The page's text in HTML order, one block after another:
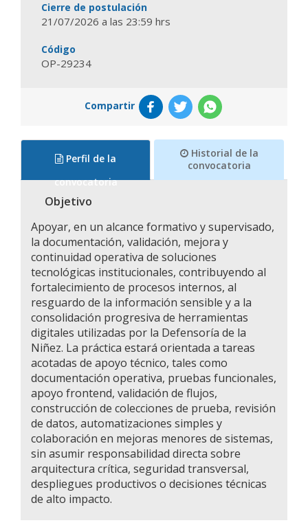
Cierre de postulación
21/07/2026 a las 23:59 hrs
Código
OP-29234
Compartir
Perfil de la
convocatoria
Historial de la
convocatoria
Objetivo
Apoyar, en un alcance formativo y supervisado,
la documentación, validación, mejora y
continuidad operativa de soluciones
tecnológicas institucionales, contribuyendo al
fortalecimiento de procesos internos, al
resguardo de la información sensible y a la
consolidación progresiva de herramientas
digitales utilizadas por la Defensoría de la
Niñez. La práctica estará orientada a tareas
acotadas de apoyo técnico, tales como
documentación operativa, pruebas funcionales,
apoyo frontend, validación de flujos,
construcción de colecciones de prueba, revisión
de datos, automatizaciones simples y
colaboración en mejoras menores de sistemas,
sin asumir responsabilidad directa sobre
arquitectura crítica, seguridad transversal,
despliegues productivos o decisiones técnicas
de alto impacto.